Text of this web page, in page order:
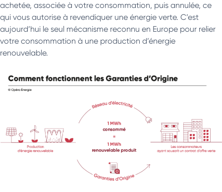
achetée, associée à votre consommation, puis annulée, ce
qui vous autorise à revendiquer une énergie verte. C’est
aujourd’hui le seul mécanisme reconnu en Europe pour relier
votre consommation à une production d’énergie
renouvelable.